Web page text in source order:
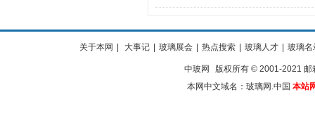
关于本网 大事记 玻璃展会 热点搜索 玻璃人才 玻璃名
中玻网
版权所有 © 2001-2021 邮
本网中文域名：玻璃网.中国 本站